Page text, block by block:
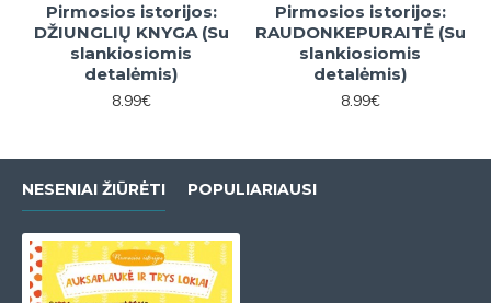
Pirmosios istorijos:
DŽIUNGLIŲ KNYGA (Su
slankiosiomis
detalėmis)
8.99€
Pirmosios istorijos:
RAUDONKEPURAITĖ (Su
slankiosiomis
detalėmis)
8.99€
NESENIAI ŽIŪRĖTI POPULIARIAUSI